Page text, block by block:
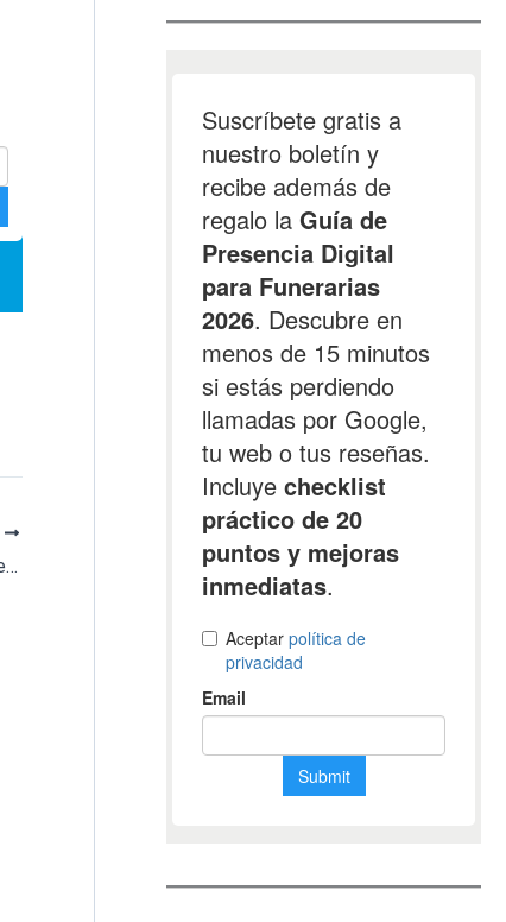
El Ayuntamiento de Riotinto restaura el cementerio presbiteriano construido por Company Limited en 1879